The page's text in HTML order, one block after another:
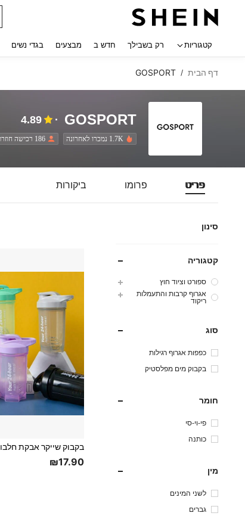
קטגוריות רק בשבילך חדש ב מבצעים בגדי נשים
דף הבית /
GOSPORT
GOSPORT
4.89
1.7K נמכרו לאחרונה 186 רכישה חוזרת
פריט פרומו ביקורות
סינון
קטגוריה
ספורט וציוד חוץ
אגרוף קרבות והתעמלות
ריקוד
סוג
כפפות אגרוף רגילות
בקבוק מים מפלסטיק
חומר
פי-וי-סי
כותנה
מין
לשני המינים
גברים
₪17.90